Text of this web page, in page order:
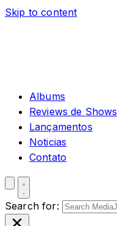
Skip to content
Albums
Reviews de Shows
Lançamentos
Noticias
Contato
Search for: